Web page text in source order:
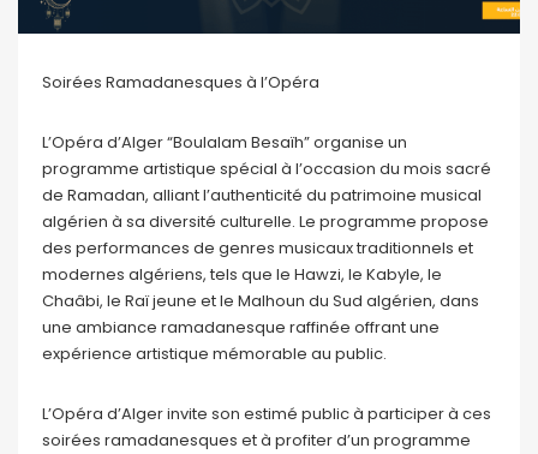
Soirées Ramadanesques à l’Opéra
L’Opéra d’Alger “Boulalam Besaïh” organise un
programme artistique spécial à l’occasion du mois sacré
de Ramadan, alliant l’authenticité du patrimoine musical
algérien à sa diversité culturelle. Le programme propose
des performances de genres musicaux traditionnels et
modernes algériens, tels que le Hawzi, le Kabyle, le
Chaâbi, le Raï jeune et le Malhoun du Sud algérien, dans
une ambiance ramadanesque raffinée offrant une
expérience artistique mémorable au public.
L’Opéra d’Alger invite son estimé public à participer à ces
soirées ramadanesques et à profiter d’un programme